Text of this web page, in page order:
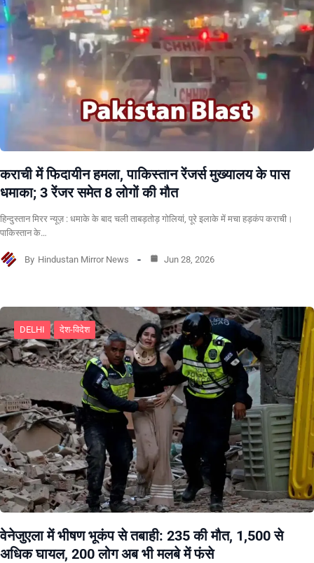
कराची में फिदायीन हमला, पाकिस्तान रेंजर्स मुख्यालय के पास
धमाका; 3 रेंजर समेत 8 लोगों की मौत
हिन्दुस्तान मिरर न्यूज़ : धमाके के बाद चली ताबड़तोड़ गोलियां, पूरे इलाके में मचा हड़कंप कराची।
पाकिस्तान के…
By Hindustan Mirror News Jun 28, 2026
DELHI देश-विदेश
वेनेजुएला में भीषण भूकंप से तबाही: 235 की मौत, 1,500 से
अधिक घायल, 200 लोग अब भी मलबे में फंसे